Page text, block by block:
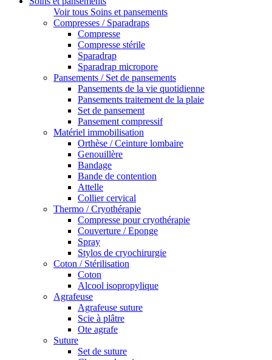
Voir tous Soins et pansements
Compresses / Sparadraps
Compresse
Compresse stérile
Sparadrap
Sparadrap micropore
Pansements / Set de pansements
Pansements de la vie quotidienne
Pansements traitement de la plaie
Set de pansement
Pansement compressif
Matériel immobilisation
Orthèse / Ceinture lombaire
Genouillère
Bandage
Bande de contention
Attelle
Collier cervical
Thermo / Cryothérapie
Compresse pour cryothérapie
Couverture / Eponge
Spray
Stylos de cryochirurgie
Coton / Stérilisation
Coton
Alcool isopropylique
Agrafeuse
Agrafeuse suture
Scie à plâtre
Ote agrafe
Suture
Set de suture